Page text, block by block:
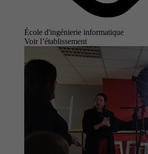
École d'ingénierie informatique
Voir l’établissement